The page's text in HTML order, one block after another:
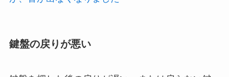
鍵盤の戻りが悪い